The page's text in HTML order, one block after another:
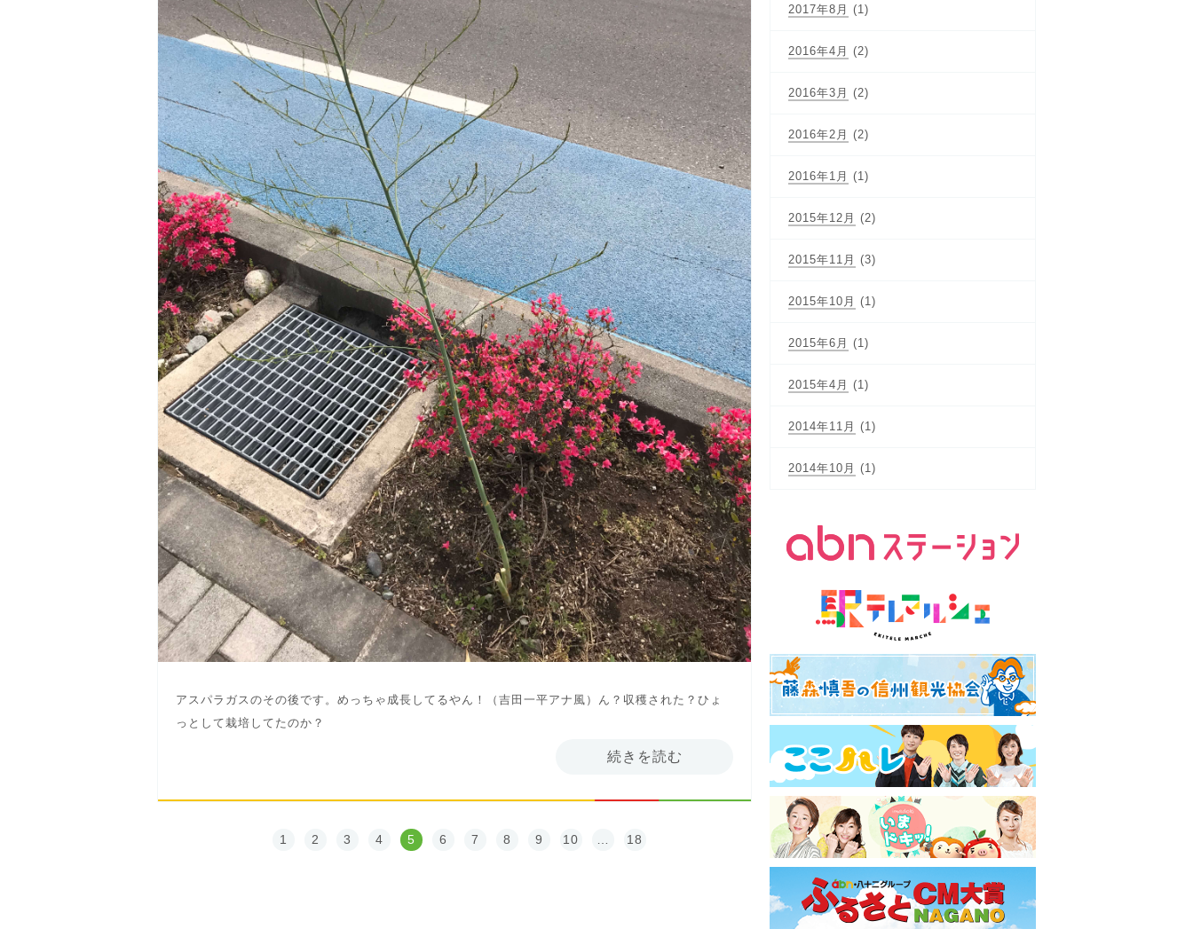
アスパラガスのその後です。めっちゃ成長してるやん！（吉田一平アナ風）ん？収穫された？ひょ
っとして栽培してたのか？
続きを読む
1 2 3 4 5 6 7 8 9 10 18
2017年8月 (1)
2016年4月 (2)
2016年3月 (2)
2016年2月 (2)
2016年1月 (1)
2015年12月 (2)
2015年11月 (3)
2015年10月 (1)
2015年6月 (1)
2015年4月 (1)
2014年11月 (1)
2014年10月 (1)